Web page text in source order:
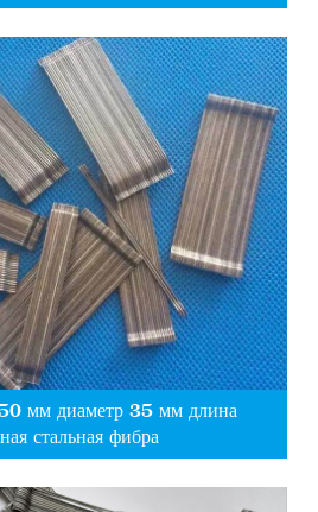
мм диаметр 35 мм длина
стальная фибра